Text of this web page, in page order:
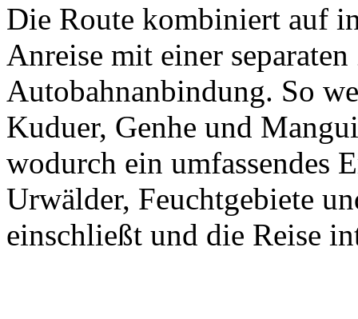
Die Route kombiniert auf
Anreise mit einer
Autobahnanbindung. So
Kuduer, Genhe und
wodurch ein umfassendes
Urwälder, Feuchtgebiete
einschließt und die Reise